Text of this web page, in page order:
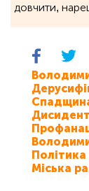
довчити,
Політика
Міська